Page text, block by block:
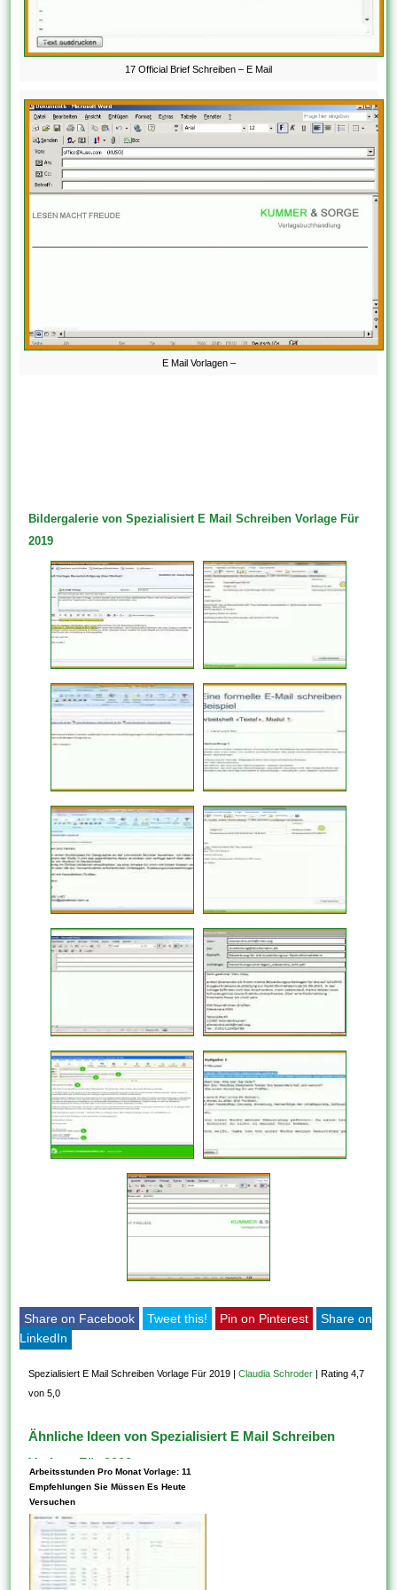
17 Official Brief Schreiben – E Mail
E Mail Vorlagen –
Bildergalerie von Spezialisiert E Mail Schreiben Vorlage Für
2019
Share on Facebook Tweet this! Pin on Pinterest
Share on
LinkedIn
Spezialisiert E Mail Schreiben Vorlage Für 2019 |Claudia Schroder
Rating 4,7
von 5,0
Ähnliche Ideen von Spezialisiert E Mail Schreiben
Vorlage Für 2019
Arbeitsstunden Pro Monat Vorlage: 11
Empfehlungen Sie Müssen Es Heute
Versuchen